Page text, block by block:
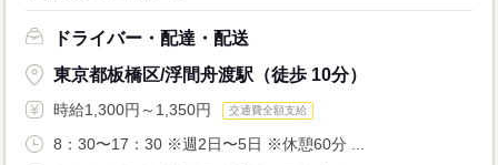
ドライバー・配達・配送
東京都板橋区/浮間舟渡駅（徒歩 10分）
時給1,300円～1,350円 交通費全額支給
8：30〜17：30 ※週2日〜5日 ※休憩60分 ...